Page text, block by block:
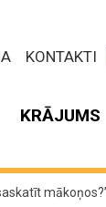
KONTAKTI
KRĀJUMS